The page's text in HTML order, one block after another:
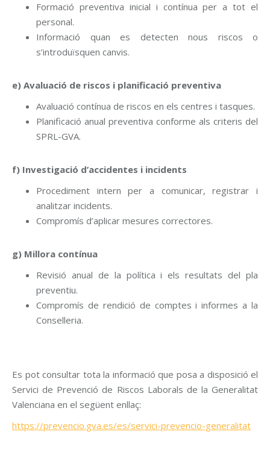
Formació preventiva inicial i contínua per a tot el
personal.
Informació quan es detecten nous riscos o
s’introduïsquen canvis.
e) Avaluació de riscos i planificació preventiva
Avaluació contínua de riscos en els centres i tasques.
Planificació anual preventiva conforme als criteris del
SPRL-GVA.
f) Investigació d’accidentes i incidents
Procediment intern per a comunicar, registrar i
analitzar incidents.
Compromís d’aplicar mesures correctores.
g) Millora contínua
Revisió anual de la política i els resultats del pla
preventiu.
Compromís de rendició de comptes i informes a la
Conselleria.
Es pot consultar tota la informació que posa a disposició el
Servici de Prevenció de Riscos Laborals de la Generalitat
Valenciana en el següent enllaç:
https://prevencio.gva.es/es/servici-prevencio-generalitat